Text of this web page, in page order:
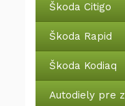
Škoda Citigo
Škoda Rapid
Škoda Kodiaq
Autodiely pre